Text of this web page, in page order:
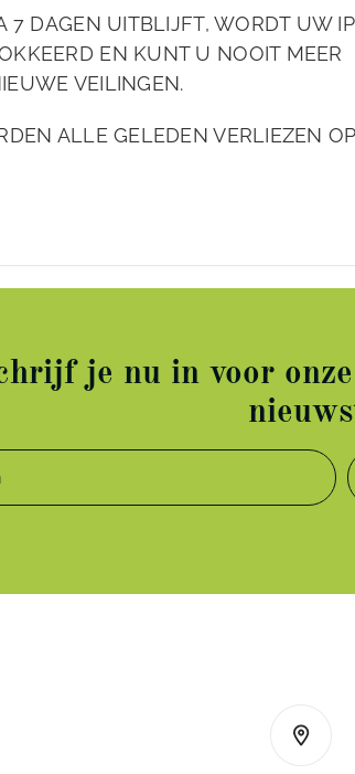
7 DAGEN UITBLIJFT, WORDT UW
EN KUNT U NOOIT MEER
VEILINGEN.
ALLE GELEDEN VERLIEZEN
je nu in voor